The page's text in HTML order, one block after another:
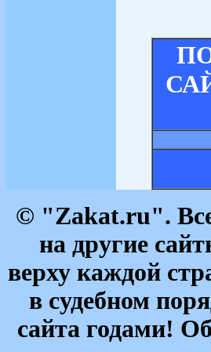
© "Zakat.ru".
на другие
верху каждой
в судебном
сайта годами!